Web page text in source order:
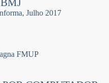
Julho 2017
FMUP